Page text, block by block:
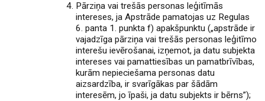
Pārziņa vai trešās personas leģitīmās
intereses, ja Apstrāde pamatojas uz Regulas
6. panta 1. punkta f) apakšpunktu („apstrāde ir
vajadzīga pārziņa vai trešās personas leģitīmo
interešu ievērošanai, izņemot, ja datu subjekta
intereses vai pamattiesības un pamatbrīvības,
kurām nepieciešama personas datu
aizsardzība, ir svarīgākas par šādām
interesēm, jo īpaši, ja datu subjekts ir bērns”);